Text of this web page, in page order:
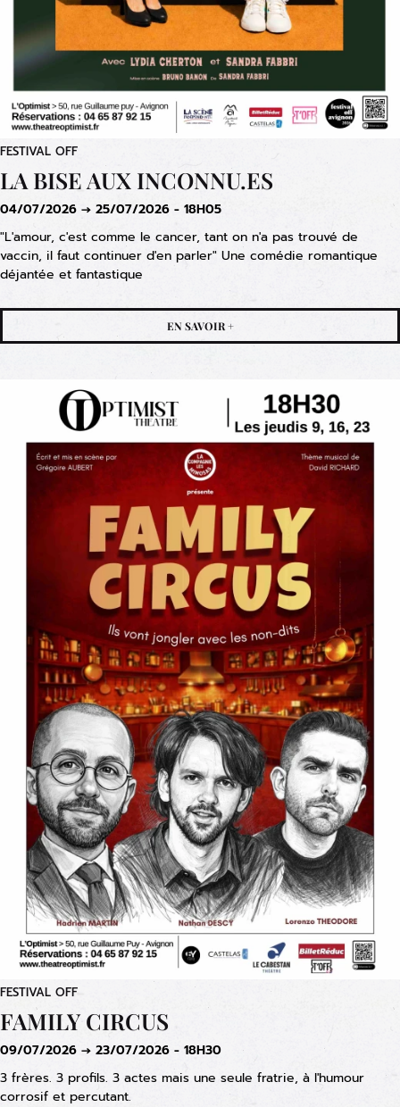
FESTIVAL OFF
LA BISE AUX INCONNU.ES
04/07/2026 → 25/07/2026 - 18H05
"L'amour, c'est comme le cancer, tant on n'a pas trouvé de
vaccin, il faut continuer d'en parler" Une comédie romantique
déjantée et fantastique
EN SAVOIR +
FESTIVAL OFF
FAMILY CIRCUS
09/07/2026 → 23/07/2026 - 18H30
3 frères. 3 profils. 3 actes mais une seule fratrie, à l'humour
corrosif et percutant.